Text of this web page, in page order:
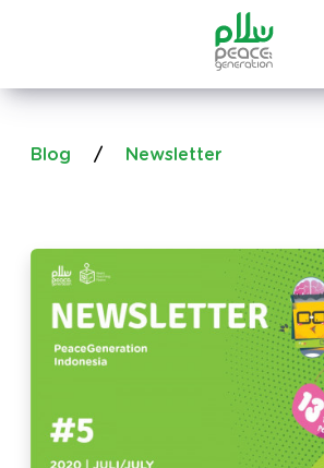
Blog / Newsletter